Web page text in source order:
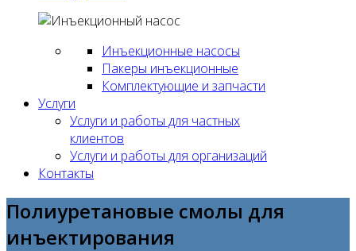
Инъекционные насосы
Пакеры инъекционные
Комплектующие и запчасти
Услуги
Услуги и работы для частных
клиентов
Услуги и работы для организаций
Контакты
Полиуретановые смолы для
инъектирования